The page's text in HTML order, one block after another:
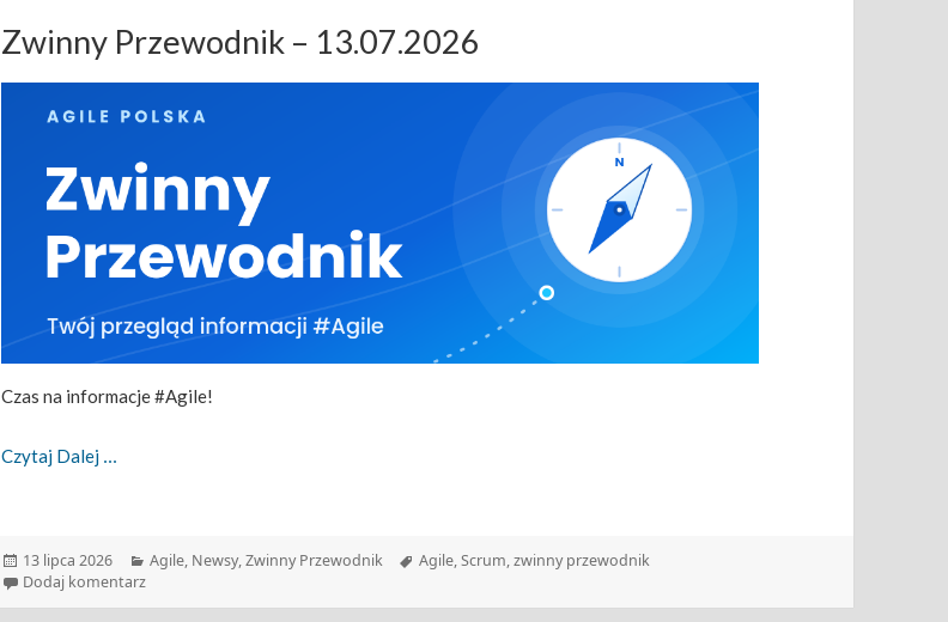
Zwinny Przewodnik – 13.07.2026
Czas na informacje #Agile!
Czytaj Dalej
Data
publikacji
13 lipca 2026 Kategorie
Agile, Newsy,Zwinny Przewodnik Tagi
Agile,Scrum,zwinny przewodnik
Dodaj komentarzdo Zwinny Przewodnik – 13.07.2026